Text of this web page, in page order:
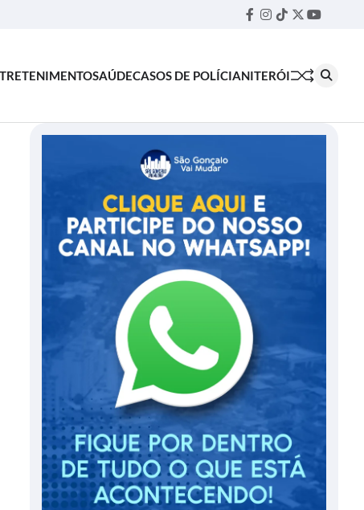
Facebook
Instagram
TikTok
TwitterYouTube
SAÚDECASOS DE POLÍCIANITERÓI